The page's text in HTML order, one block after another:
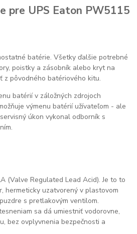
pre UPS Eaton PW5115
batérie. Všetky ďalšie potrebné
poistky a zásobník alebo kryt na
z pôvodného batériového kitu.
batérií v záložných zdrojoch
výmenu batérií užívateľom - ale
úkon vykonal odborník s
(Valve Regulated Lead Acid). Je to to
hermeticky uzatvorený v plastovom
s pretlakovým ventilom.
sa dá umiestniť vodorovne,
bez ovplyvnenia bezpečnosti a